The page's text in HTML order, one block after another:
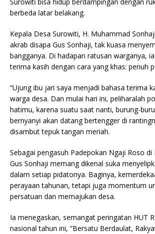
berbeda latar belakang.
Kepala Desa Surowiti, H. Muhammad
akrab disapa Gus Sonhaji, tak kuasa
bangganya. Di hadapan ratusan warganya,
terima kasih dengan cara yang khas: penuh
“Ujung ibu jari saya menjadi bahasa terima
warga desa. Dan mulai hari ini, peliharalah
hatimu, karena suatu saat nanti, burung-
bernyanyi akan datang bertengger di
disambut tepuk tangan meriah.
Sebagai pengasuh Padepokan Ngaji Roso di
Gus Sonhaji memang dikenal suka
dalam setiap pidatonya. Baginya,
perayaan tahunan, tetapi juga momentum
persatuan dan memajukan desa.
Ia menegaskan, semangat peringatan HUT
nasional tahun ini, “Bersatu Berdaulat,